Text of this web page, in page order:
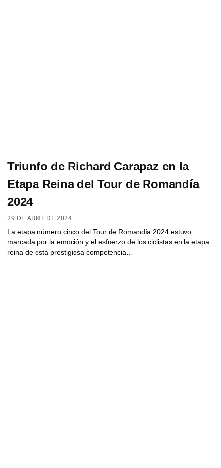
Triunfo de Richard Carapaz en la
Etapa Reina del Tour de Romandía
2024
29 DE ABRIL DE 2024
La etapa número cinco del Tour de Romandía 2024 estuvo
marcada por la emoción y el esfuerzo de los ciclistas en la etapa
reina de esta prestigiosa competencia…